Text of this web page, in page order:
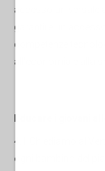
accesso universale
garantire un
competenze
all'economia e alla
4.1 Chiediamo al
ogni bambino del